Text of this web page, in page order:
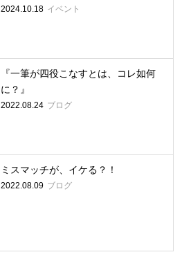
2024.10.18 イベント
『一筆が四役こなすとは、コレ如何
に？』
2022.08.24 ブログ
ミスマッチが、イケる？！
2022.08.09 ブログ